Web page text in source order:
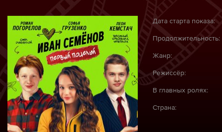
Дата старта показа:
Продолжительность:
Жанр:
Режиссёр:
В главных ролях:
Страна: